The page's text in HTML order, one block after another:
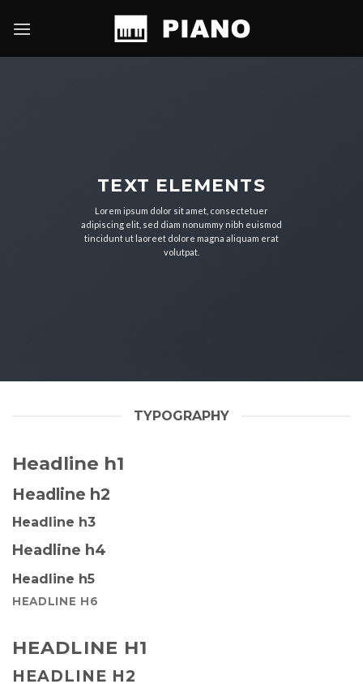
TEXT ELEMENTS
Lorem ipsum dolor sit amet, consectetuer
adipiscing elit, sed diam nonummy nibh euismod
tincidunt ut laoreet dolore magna aliquam erat
volutpat.
TYPOGRAPHY
Headline h1
Headline h2
Headline h3
Headline h4
Headline h5
HEADLINE H6
HEADLINE H1
HEADLINE H2